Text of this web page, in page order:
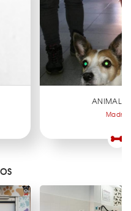
ANIMAL
Madrid